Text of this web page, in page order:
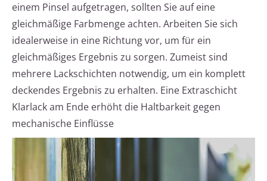
einem Pinsel aufgetragen, sollten Sie auf eine
gleichmäßige Farbmenge achten. Arbeiten Sie sich
idealerweise in eine Richtung vor, um für ein
gleichmäßiges Ergebnis zu sorgen. Zumeist sind
mehrere Lackschichten notwendig, um ein komplett
deckendes Ergebnis zu erhalten. Eine Extraschicht
Klarlack am Ende erhöht die Haltbarkeit gegen
mechanische Einflüsse